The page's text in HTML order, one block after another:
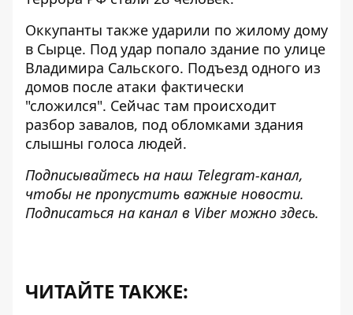
Оккупанты также ударили по жилому дому
в Сырце. Под удар попало здание по улице
Владимира Сальского. Подъезд одного из
домов после атаки фактически
"сложился". Сейчас там происходит
разбор завалов, под обломками здания
слышны голоса людей.
Подписывайтесь на наш Telegram-канал,
чтобы не пропустить важные новости.
Подписаться на канал в Viber можно здесь.
ЧИТАЙТЕ ТАКЖЕ: